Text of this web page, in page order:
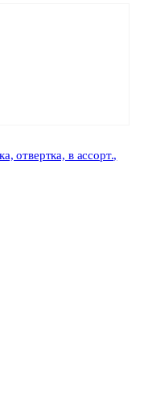
отвертка, в ассорт.,